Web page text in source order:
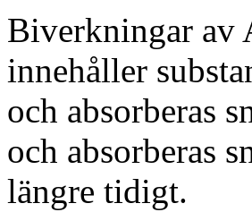
Biverkningar av
innehåller
och absorberas
och absorberas
längre tidigt.